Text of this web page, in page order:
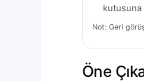
Not: Geri
Öne